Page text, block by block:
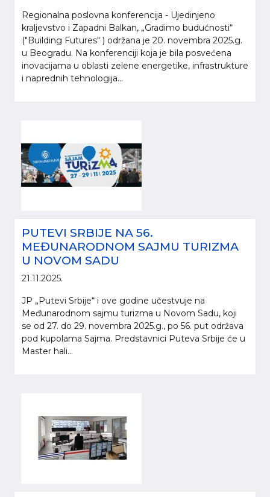
Regionalna poslovna konferencija - Ujedinjeno
kraljevstvo i Zapadni Balkan, „Gradimo budućnosti“
("Building Futures" ) održana je 20. novembra 2025.g.
u Beogradu. Na konferenciji koja je bila posvećena
inovacijama u oblasti zelene energetike, infrastrukture
i naprednih tehnologija...
PUTEVI SRBIJE NA 56.
MEĐUNARODNOM SAJMU TURIZMA
U NOVOM SADU
21.11.2025.
JP „Putevi Srbije“ i ove godine učestvuje na
Međunarodnom sajmu turizma u Novom Sadu, koji
se od 27. do 29. novembra 2025.g., po 56. put održava
pod kupolama Sajma. Predstavnici Puteva Srbije će u
Master hali...